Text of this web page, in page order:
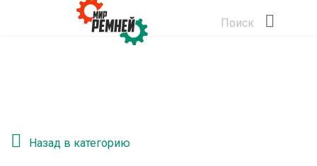
Поиск
Назад в категорию